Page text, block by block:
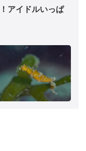
アイドルいっぱ